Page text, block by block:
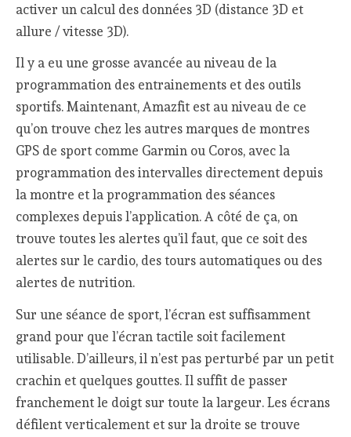
activer un calcul des données 3D (distance 3D et
allure / vitesse 3D).
Il y a eu une grosse avancée au niveau de la
programmation des entrainements et des outils
sportifs. Maintenant, Amazfit est au niveau de ce
qu’on trouve chez les autres marques de montres
GPS de sport comme Garmin ou Coros, avec la
programmation des intervalles directement depuis
la montre et la programmation des séances
complexes depuis l’application. A côté de ça, on
trouve toutes les alertes qu’il faut, que ce soit des
alertes sur le cardio, des tours automatiques ou des
alertes de nutrition.
Sur une séance de sport, l’écran est suffisamment
grand pour que l’écran tactile soit facilement
utilisable. D’ailleurs, il n’est pas perturbé par un petit
crachin et quelques gouttes. Il suffit de passer
franchement le doigt sur toute la largeur. Les écrans
défilent verticalement et sur la droite se trouve